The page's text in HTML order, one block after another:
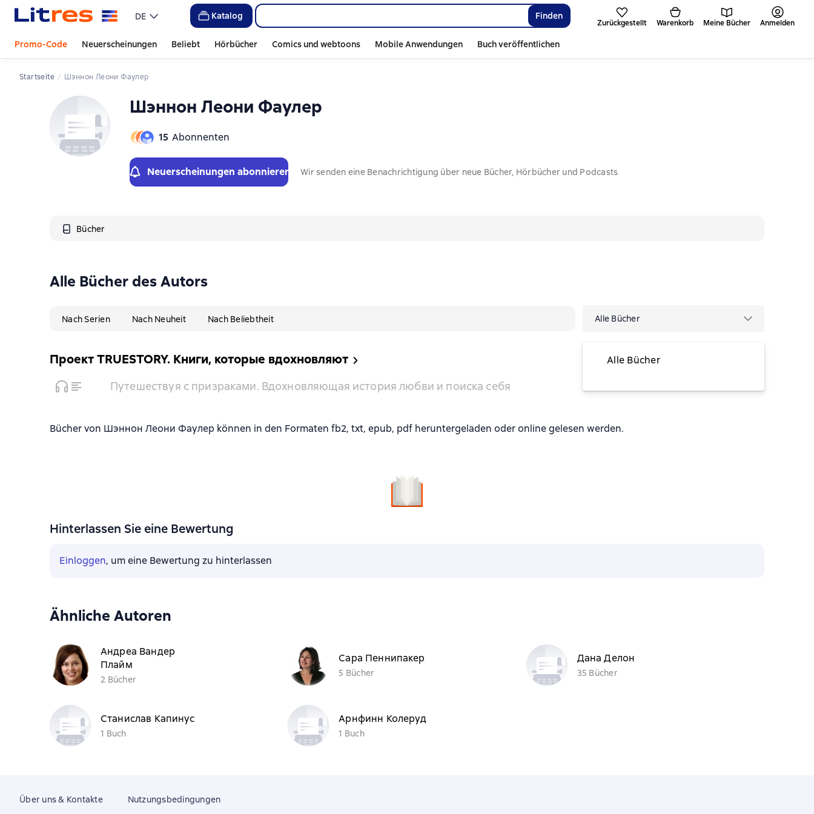
DE Katalog Finden
Zurückgestellt Warenkorb Meine Bücher Anmelden
Promo-Code Neuerscheinungen Beliebt Hörbücher Comics und webtoons Mobile Anwendungen Buch veröffentlichen
Startseite Шэннон Леони Фаулер
Шэннон Леони Фаулер
15 Abonnenten
Neuerscheinungen abonnieren Wir senden eine Benachrichtigung über neue Bücher, Hörbücher und Podcasts
Bücher
Alle Bücher des Autors
Nach Serien Nach Neuheit Nach Beliebtheit Alle Bücher
Alle Bücher
Проект TRUESTORY. Книги, которые вдохновляют
Путешествуя с призраками. Вдохновляющая история любви и поиска себя
Bücher von Шэннон Леони Фаулер können in den Formaten fb2, txt, epub, pdf heruntergeladen oder online gelesen werden.
Hinterlassen Sie eine Bewertung
Einloggen, um eine Bewertung zu hinterlassen
Ähnliche Autoren
Андреа Вандер
Плайм
2 Bücher
Сара Пеннипакер
5 Bücher
Дана Делон
35 Bücher
Станислав Капинус
1 Buch
Арнфинн Колеруд
1 Buch
Über uns & Kontakte
Nutzungsbedingungen